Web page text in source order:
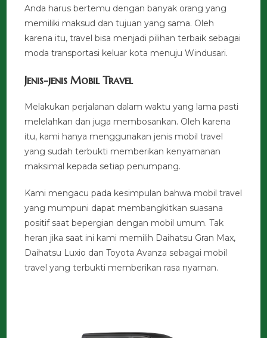
Anda harus bertemu dengan banyak orang yang
memiliki maksud dan tujuan yang sama. Oleh
karena itu, travel bisa menjadi pilihan terbaik sebagai
moda transportasi keluar kota menuju Windusari.
Jenis-jenis Mobil Travel
Melakukan perjalanan dalam waktu yang lama pasti
melelahkan dan juga membosankan. Oleh karena
itu, kami hanya menggunakan jenis mobil travel
yang sudah terbukti memberikan kenyamanan
maksimal kepada setiap penumpang.
Kami mengacu pada kesimpulan bahwa mobil travel
yang mumpuni dapat membangkitkan suasana
positif saat bepergian dengan mobil umum. Tak
heran jika saat ini kami memilih Daihatsu Gran Max,
Daihatsu Luxio dan Toyota Avanza sebagai mobil
travel yang terbukti memberikan rasa nyaman.